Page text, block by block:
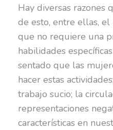
Hay diversas razones
de esto, entre ellas,
que no requiere una
habilidades
sentado que las
hacer estas
trabajo sucio; la
representaciones
características en